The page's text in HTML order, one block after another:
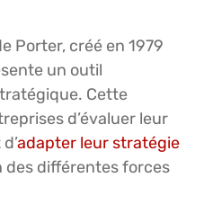
Porter, créé en 1979
un outil
Cette
d’évaluer leur
adapter leur stratégie
des différentes forces